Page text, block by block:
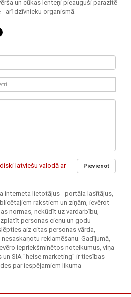
un cūkas lenteņi pieauguši parazitē
arī dzīvnieku organismā.
Pievienot
latviešu valodā ar
interneta lietotājus - portāla lasītājus,
rakstiem un ziņām, ievērot
normas, nekūdīt uz vardarbību,
personas cieņu un godu
aiz citas personas vārda,
reklamēšanu. Gadījumā,
iepriekšminētos noteikumus, viņa
SIA "heise marketing" ir tiesības
par iespējamiem likuma